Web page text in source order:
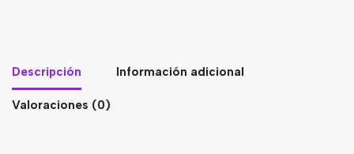
Descripción Información adicional
Valoraciones (0)